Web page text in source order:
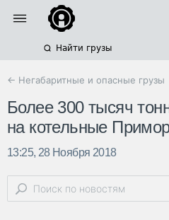
Найти грузы
← Негабаритные и опасные грузы
Более 300 тысяч
на котельные
13:25, 28 Ноября 2018